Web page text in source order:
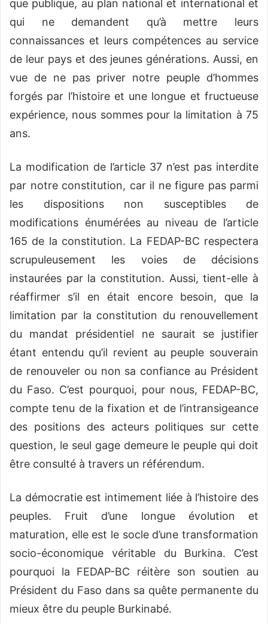
que publique, au plan national et international et
qui ne demandent qu’à mettre leurs
connaissances et leurs compétences au service
de leur pays et des jeunes générations. Aussi, en
vue de ne pas priver notre peuple d’hommes
forgés par l’histoire et une longue et fructueuse
expérience, nous sommes pour la limitation à 75
ans.
La modification de l’article 37 n’est pas interdite
par notre constitution, car il ne figure pas parmi
les dispositions non susceptibles de
modifications énumérées au niveau de l’article
165 de la constitution. La FEDAP-BC respectera
scrupuleusement les voies de décisions
instaurées par la constitution. Aussi, tient-elle à
réaffirmer s’il en était encore besoin, que la
limitation par la constitution du renouvellement
du mandat présidentiel ne saurait se justifier
étant entendu qu’il revient au peuple souverain
de renouveler ou non sa confiance au Président
du Faso. C’est pourquoi, pour nous, FEDAP-BC,
compte tenu de la fixation et de l’intransigeance
des positions des acteurs politiques sur cette
question, le seul gage demeure le peuple qui doit
être consulté à travers un référendum.
La démocratie est intimement liée à l’histoire des
peuples. Fruit d’une longue évolution et
maturation, elle est le socle d’une transformation
socio-économique véritable du Burkina. C’est
pourquoi la FEDAP-BC réitère son soutien au
Président du Faso dans sa quête permanente du
mieux être du peuple Burkinabé.